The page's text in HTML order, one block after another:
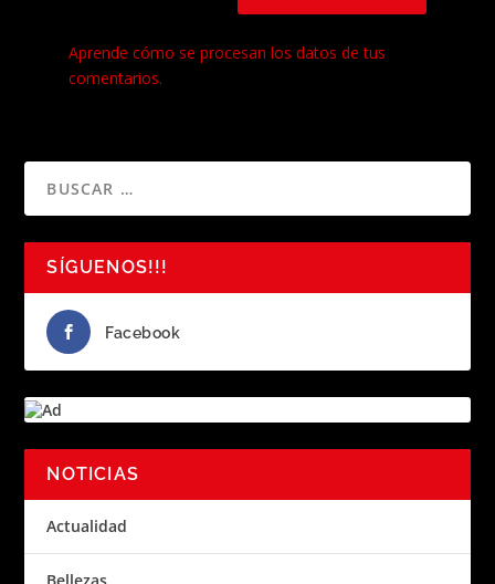
Aprende cómo se procesan los datos de tus
comentarios.
SÍGUENOS!!!
Facebook
NOTICIAS
Actualidad
Bellezas